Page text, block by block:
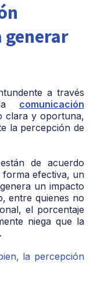
generar
a través
comunicación
clara y oportuna,
la percepción de
de acuerdo
forma efectiva, un
un impacto
entre quienes no
el porcentaje
niega que la